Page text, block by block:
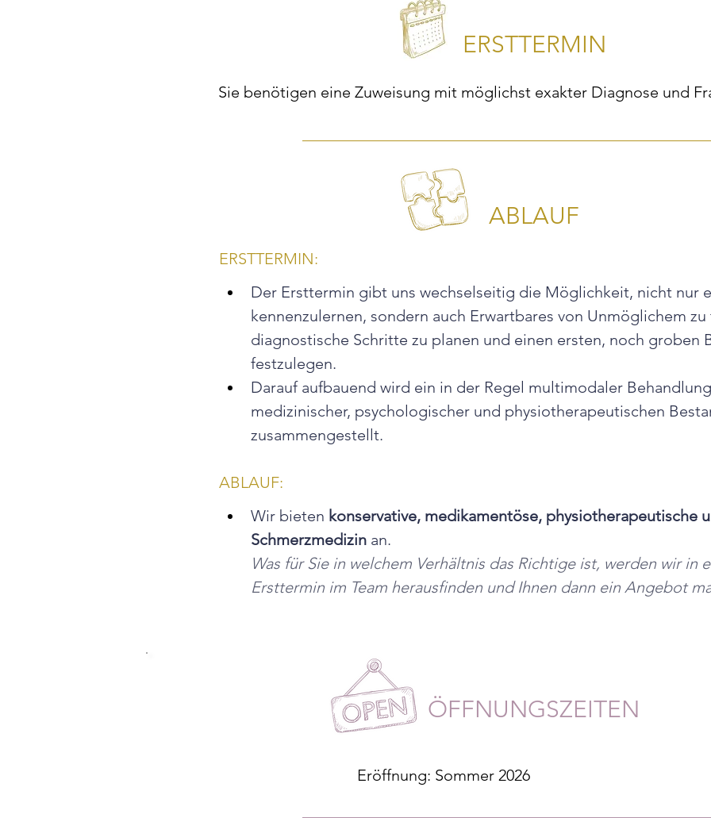
ERSTTERMIN
Sie benötigen eine Zuweisung mit möglichst exakter Diagnose und
ABLAUF
ERSTTERMIN:
Der Ersttermin gibt uns wechselseitig die Möglichkeit, nicht nur
kennenzulernen, sondern auch Erwartbares von Unmöglichem
diagnostische Schritte zu planen und einen ersten, noch groben
festzulegen.
Darauf aufbauend wird ein in der Regel multimodaler
medizinischer, psychologischer und physiotherapeutischen
zusammengestellt.
ABLAUF:
Wir bieten konservative, medikamentöse, physiotherapeutische
Schmerzmedizin an.
Was für Sie in welchem Verhältnis das Richtige ist, werden wir in
Ersttermin im Team herausfinden und Ihnen dann ein Angebot
ÖFFNUNGSZEITEN
Eröffnung: Sommer 2026